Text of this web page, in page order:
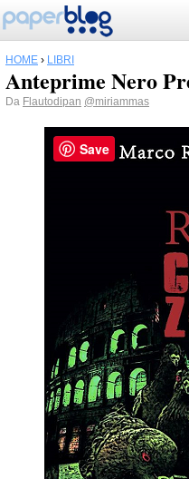
HOME › LIBRI
Anteprime Nero
Da Flautodipan @miriammas
Save